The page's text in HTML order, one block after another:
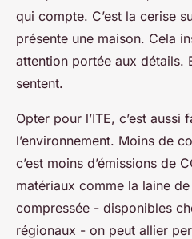
qui compte. C’est la cerise
présente une maison. Cela
attention portée aux détails.
sentent.
Opter pour l’ITE, c’est aussi
l’environnement. Moins de
c’est moins d’émissions de
matériaux comme la laine
compressée - disponibles
régionaux - on peut allier